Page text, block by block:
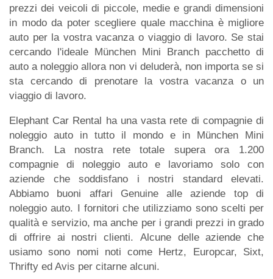
prezzi dei veicoli di piccole, medie e grandi dimensioni
in modo da poter scegliere quale macchina è migliore
auto per la vostra vacanza o viaggio di lavoro. Se stai
cercando l'ideale München Mini Branch pacchetto di
auto a noleggio allora non vi deluderà, non importa se si
sta cercando di prenotare la vostra vacanza o un
viaggio di lavoro.
Elephant Car Rental ha una vasta rete di compagnie di
noleggio auto in tutto il mondo e in München Mini
Branch. La nostra rete totale supera ora 1.200
compagnie di noleggio auto e lavoriamo solo con
aziende che soddisfano i nostri standard elevati.
Abbiamo buoni affari Genuine alle aziende top di
noleggio auto. I fornitori che utilizziamo sono scelti per
qualità e servizio, ma anche per i grandi prezzi in grado
di offrire ai nostri clienti. Alcune delle aziende che
usiamo sono nomi noti come Hertz, Europcar, Sixt,
Thrifty ed Avis per citarne alcuni.